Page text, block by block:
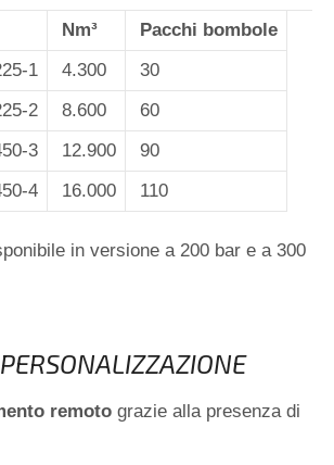
Nm³
Pacchi bombole
1
4.300
30
2
8.600
60
3
12.900
90
4
16.000 110
in versione a 200 bar e a 300
remoto grazie alla presenza di